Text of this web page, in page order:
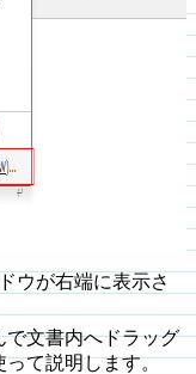
ウが右端に表示さ
で文書内へドラッグ
って説明します。